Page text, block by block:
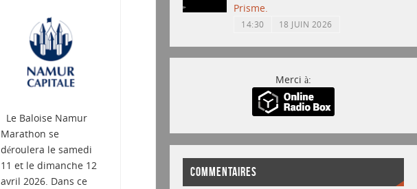
Le Baloise Namur
Marathon se
déroulera le samedi
11 et le dimanche 12
avril 2026. Dans ce
Prisme.
14:30 18 JUIN 2026
Merci à:
COMMENTAIRES